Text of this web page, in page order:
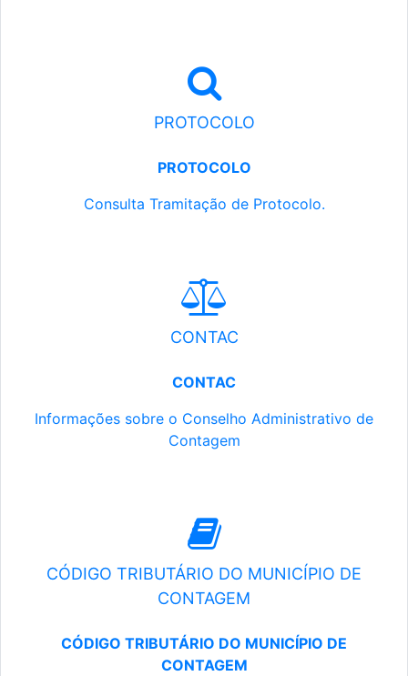
PROTOCOLO
PROTOCOLO
Consulta Tramitação de Protocolo.
CONTAC
CONTAC
Informações sobre o Conselho Administrativo de
Contagem
CÓDIGO TRIBUTÁRIO DO MUNICÍPIO DE
CONTAGEM
CÓDIGO TRIBUTÁRIO DO MUNICÍPIO DE
CONTAGEM